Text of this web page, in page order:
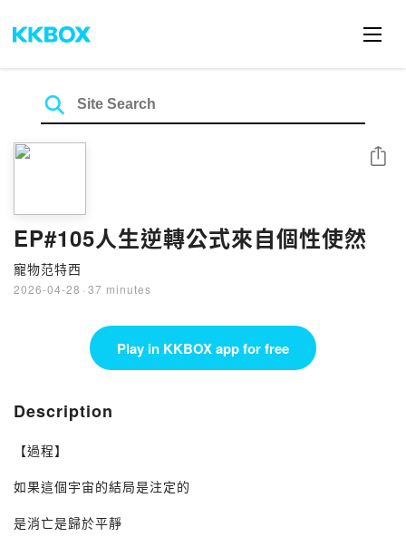
EP#105人生逆轉公式來自個性使然
寵物范特西
2026-04-28 · 37 minutes
Share
Play in KKBOX app for free
Description
【過程】
如果這個宇宙的結局是注定的
是消亡是歸於平靜